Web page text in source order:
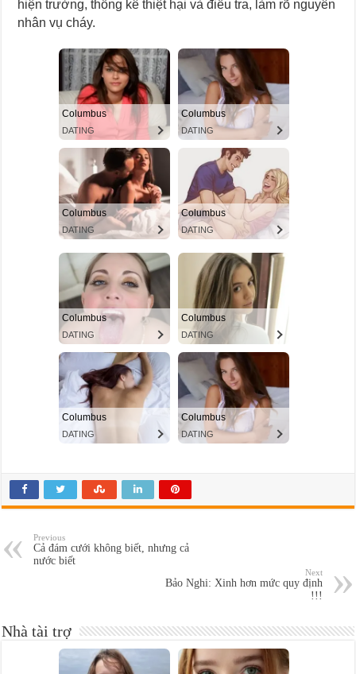
hiện trường, thống kê thiệt hại và điều tra, làm rõ nguyên
nhân vụ cháy.
Previous
Cả đám cưới không biết, nhưng cả
nước biết
Next
Bảo Nghi: Xinh hơn mức quy định
!!!
Nhà tài trợ